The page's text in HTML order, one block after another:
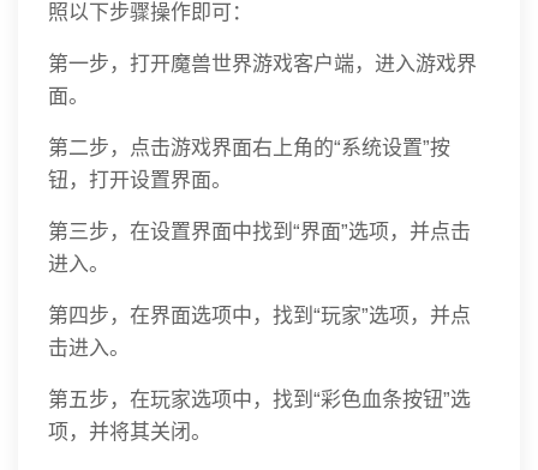
照以下步骤操作即可：
第一步，打开魔兽世界游戏客户端，进入游戏界
面。
第二步，点击游戏界面右上角的“系统设置”按
钮，打开设置界面。
第三步，在设置界面中找到“界面”选项，并点击
进入。
第四步，在界面选项中，找到“玩家”选项，并点
击进入。
第五步，在玩家选项中，找到“彩色血条按钮”选
项，并将其关闭。